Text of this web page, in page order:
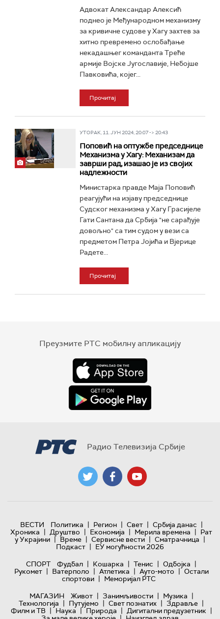
Адвокат Александар Алексић
поднео је Међународном механизму
за кривичне судове у Хагу захтев за
хитно превремено ослобађање
некадашњег команданта Треће
армије Војске Југославије, Небојше
Павковића, којег...
Прочитај
УТОРАК, 11. ЈУН 2024, 20:07 -> 20:43
Поповић на оптужбе председнице
Механизма у Хагу: Механизам да
заврши рад, изашао је из својих
надлежности
Министарка правде Маја Поповић
реагујући на изјаву председнице
Судског механизма у Хагу Грасијеле
Гати Сантана да Србија "не сарађује
довољно" са тим судом у вези са
предметом Петра Јојића и Вјерице
Радете...
Прочитај
Преузмите РТС мобилну апликацију
Радио Телевизија Србије
ВЕСТИ Политика | Регион | Свет | Србија данас |
Хроника | Друштво | Економија | Мерила времена | Рат
у Украјини | Време | Сервисне вести | Сматрачница |
Подкаст | ЕУ могућности 2026
СПОРТ
Фудбал | Кошарка | Тенис | Одбојка |
Рукомет | Ватерполо | Атлетика | Ауто-мото | Остали
спортови | Меморијал РТС
МАГАЗИН
Живот | Занимљивости | Музика |
Технологијa | Путујемо | Свет познатих | Здравље |
Филм и ТВ | Наука | Природа | Дигитални предузетник |